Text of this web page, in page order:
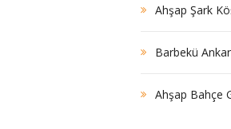
Ahşap Şark
Barbekü
Ahşap Bahçe